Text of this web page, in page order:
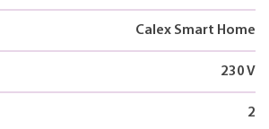
Calex Smart Home
230 V
2